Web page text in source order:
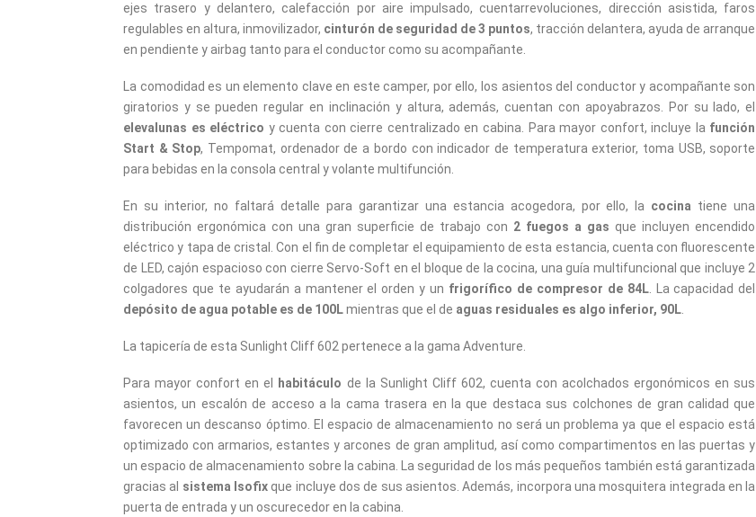
ejes trasero y delantero, calefacción por aire impulsado, cuentarrevoluciones, dirección asistida, faros
regulables en altura, inmovilizador, cinturón de seguridad de 3 puntos, tracción delantera, ayuda de arranque
en pendiente y airbag tanto para el conductor como su acompañante.
La comodidad es un elemento clave en este camper, por ello, los asientos del conductor y acompañante son
giratorios y se pueden regular en inclinación y altura, además, cuentan con apoyabrazos. Por su lado, el
elevalunas es eléctrico y cuenta con cierre centralizado en cabina. Para mayor confort, incluye la función
Start & Stop, Tempomat, ordenador de a bordo con indicador de temperatura exterior, toma USB, soporte
para bebidas en la consola central y volante multifunción.
En su interior, no faltará detalle para garantizar una estancia acogedora, por ello, la cocina tiene una
distribución ergonómica con una gran superficie de trabajo con 2 fuegos a gas que incluyen encendido
eléctrico y tapa de cristal. Con el fin de completar el equipamiento de esta estancia, cuenta con fluorescente
de LED, cajón espacioso con cierre Servo-Soft en el bloque de la cocina, una guía multifuncional que incluye 2
colgadores que te ayudarán a mantener el orden y un frigorífico de compresor de 84L. La capacidad del
depósito de agua potable es de 100Lmientras que el de aguas residuales es algo inferior, 90L
La tapicería de esta Sunlight Cliff 602 pertenece a la gama Adventure.
Para mayor confort en el habitáculo de la Sunlight Cliff 602, cuenta con acolchados ergonómicos en sus
asientos, un escalón de acceso a la cama trasera en la que destaca sus colchones de gran calidad que
favorecen un descanso óptimo. El espacio de almacenamiento no será un problema ya que el espacio está
optimizado con armarios, estantes y arcones de gran amplitud, así como compartimentos en las puertas y
un espacio de almacenamiento sobre la cabina. La seguridad de los más pequeños también está garantizada
gracias al sistema Isofix que incluye dos de sus asientos. Además, incorpora una mosquitera integrada en la
puerta de entrada y un oscurecedor en la cabina.